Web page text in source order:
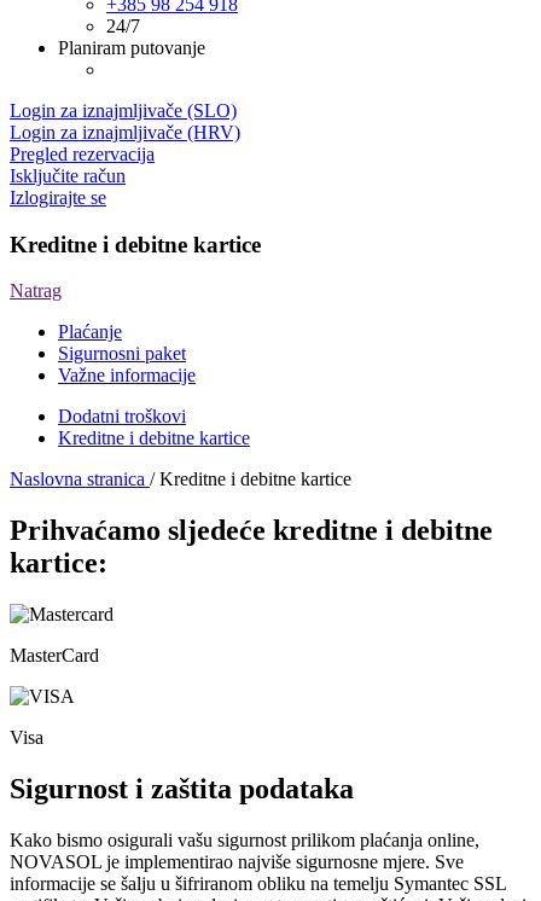
+385 98 254 918
24/7
Planiram putovanje
Login za iznajmljivače (SLO)
Login za iznajmljivače (HRV)
Pregled rezervacija
Isključite račun
Izlogirajte se
Kreditne i debitne kartice
Natrag
Plaćanje
Sigurnosni paket
Važne informacije
Dodatni troškovi
Kreditne i debitne kartice
Naslovna stranica / Kreditne i debitne kartice
Prihvaćamo sljedeće kreditne i debitne
kartice:
MasterCard
Visa
Sigurnost i zaštita podataka
Kako bismo osigurali vašu sigurnost prilikom plaćanja online,
NOVASOL je implementirao najviše sigurnosne mjere. Sve
informacije se šalju u šifriranom obliku na temelju Symantec SSL